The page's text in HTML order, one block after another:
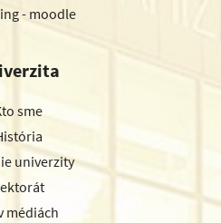
- moodle
sme
univerzity
médiách